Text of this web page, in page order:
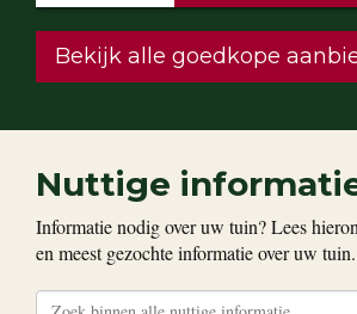
Bekijk alle goedkope
Nuttige
Informatie nodig over uw tuin? Lees
en meest gezochte informatie over uw tuin.